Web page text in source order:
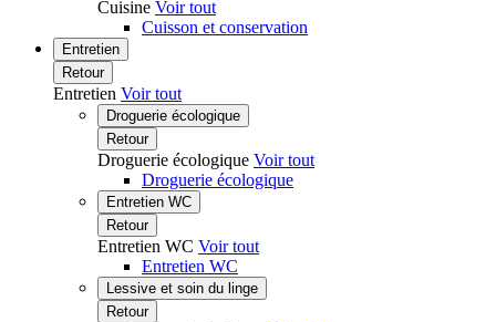
Cuisine Voir tout
Cuisson et conservation
Entretien
Retour
Entretien Voir tout
Droguerie écologique
Retour
Droguerie écologique Voir tout
Droguerie écologique
Entretien WC
Retour
Entretien WC Voir tout
Entretien WC
Lessive et soin du linge
Retour